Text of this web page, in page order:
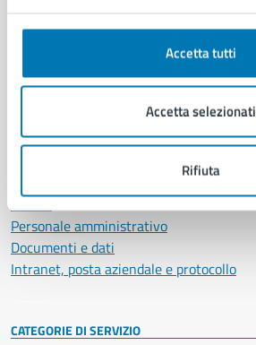
Accetta tutti
Accetta selezionati
Rifiuta
Municipalità
Politici
Personale amministrativo
Documenti e dati
Intranet, posta aziendale e protocollo
CATEGORIE DI SERVIZIO